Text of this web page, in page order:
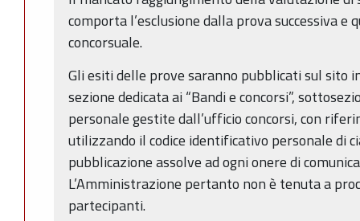
comporta l’esclusione dalla prova successiva e
concorsuale.
Gli esiti delle prove saranno pubblicati sul sito
sezione dedicata ai “Bandi e concorsi”,
personale gestite dall’ufficio concorsi, con
utilizzando il codice identificativo personale di
pubblicazione assolve ad ogni onere di
L’Amministrazione pertanto non è tenuta a
partecipanti.